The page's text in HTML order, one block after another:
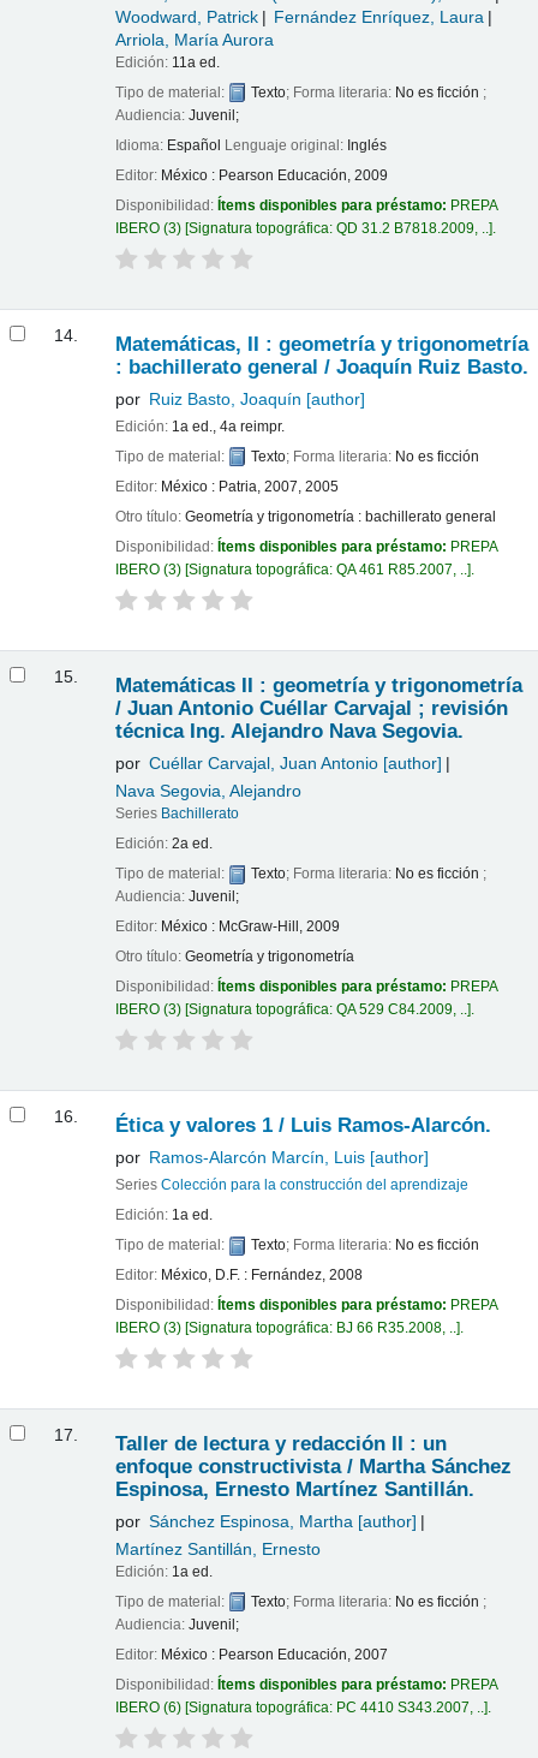
Woodward, Patrick
Fernández Enríquez, Laura
Arriola, María Aurora
Edición: 11a ed.
Tipo de material:
Texto; Forma literaria: No es ficción ;
Audiencia: Juvenil;
Idioma: Español Lenguaje original: Inglés
Editor: México : Pearson Educación, 2009
Disponibilidad: Ítems disponibles para préstamo: PREPA
IBERO(3) Signatura topográfica: QD 31.2 B7818.2009, .. .
14.
Matemáticas, II : geometría y trigonometría
: bachillerato general / Joaquín Ruiz Basto.
por Ruiz Basto, Joaquín [author]
Edición: 1a ed., 4a reimpr.
Tipo de material:
Texto; Forma literaria: No es ficción
Editor: México : Patria, 2007, 2005
Otro título: Geometría y trigonometría : bachillerato general
Disponibilidad: Ítems disponibles para préstamo: PREPA
IBERO(3) Signatura topográfica: QA 461 R85.2007, .. .
15.
Matemáticas II : geometría y trigonometría
/ Juan Antonio Cuéllar Carvajal ; revisión
técnica Ing. Alejandro Nava Segovia.
por Cuéllar Carvajal, Juan Antonio[author]
Nava Segovia, Alejandro
Series Bachillerato
Edición: 2a ed.
Tipo de material:
Texto; Forma literaria: No es ficción ;
Audiencia: Juvenil;
Editor: México : McGraw-Hill, 2009
Otro título: Geometría y trigonometría
Disponibilidad: Ítems disponibles para préstamo: PREPA
IBERO(3) Signatura topográfica: QA 529 C84.2009, .. .
16. Ética y valores 1 / Luis Ramos-Alarcón.
por Ramos-Alarcón Marcín, Luis[author]
Series Colección para la construcción del aprendizaje
Edición: 1a ed.
Tipo de material:
Texto; Forma literaria: No es ficción
Editor: México, D.F. : Fernández, 2008
Disponibilidad: Ítems disponibles para préstamo: PREPA
IBERO(3) Signatura topográfica: BJ 66 R35.2008, .. .
17.
Taller de lectura y redacción II : un
enfoque constructivista / Martha Sánchez
Espinosa, Ernesto Martínez Santillán.
por Sánchez Espinosa, Martha[author]
Martínez Santillán, Ernesto
Edición: 1a ed.
Tipo de material:
Texto; Forma literaria: No es ficción ;
Audiencia: Juvenil;
Editor: México : Pearson Educación, 2007
Disponibilidad: Ítems disponibles para préstamo: PREPA
IBERO(6) Signatura topográfica: PC 4410 S343.2007, .. .